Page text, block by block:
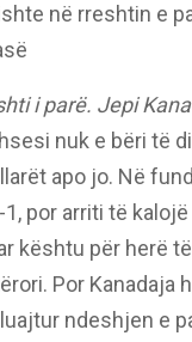
në rreshtin e
i parë. Jepi
nuk e bëri të
apo jo. Në
por arriti të
kështu për herë
Por Kanadaja
ndeshjen e